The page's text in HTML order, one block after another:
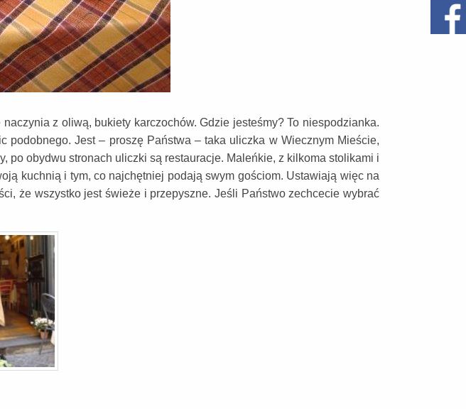
z oliwą, bukiety karczochów. Gdzie jesteśmy? To niespodzianka.
Jest – proszę Państwa – taka uliczka w Wiecznym Mieście,
po obydwu stronach uliczki są restauracje. Maleńkie, z kilkoma stolikami i
kuchnią i tym, co najchętniej podają swym gościom. Ustawiają więc na
że wszystko jest świeże i przepyszne. Jeśli Państwo zechcecie wybrać